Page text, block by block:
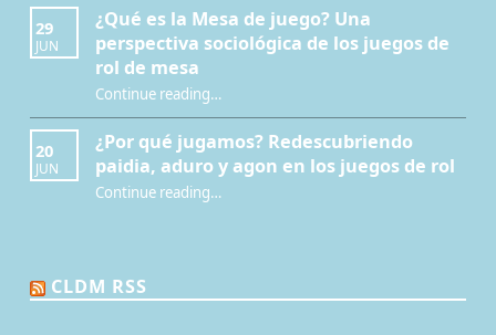
29
JUN
¿Qué es la Mesa de juego? Una
perspectiva sociológica de los juegos de
rol de mesa
Continue reading“¿Qué es la Mesa de juego? Una perspectiva sociológica de los juegos de rol de mesa”
…
20
JUN
¿Por qué jugamos? Redescubriendo
paidia, aduro y agon en los juegos de rol
Continue reading“¿Por qué jugamos? Redescubriendo paidia, aduro y agon en los juegos de rol”
…
CLDM RSS